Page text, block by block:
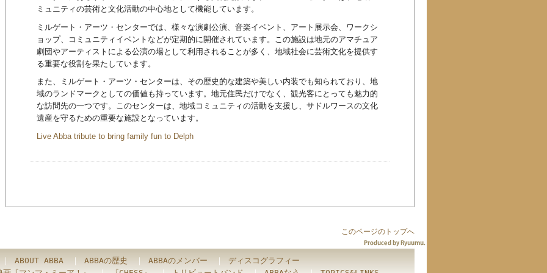
ミュニティの芸術と文化活動の中心地として機能しています。
ミルゲート・アーツ・センターでは、様々な演劇公演、音楽イベント、アート展示会、ワークシ
ョップ、コミュニティイベントなどが定期的に開催されています。この施設は地元のアマチュア
劇団やアーティストによる公演の場として利用されることが多く、地域社会に芸術文化を提供す
る重要な役割を果たしています。
また、ミルゲート・アーツ・センターは、その歴史的な建築や美しい内装でも知られており、地
域のランドマークとしての価値も持っています。地元住民だけでなく、観光客にとっても魅力的
な訪問先の一つです。このセンターは、地域コミュニティの活動を支援し、サドルワースの文化
遺産を守るための重要な施設となっています。
Live Abba tribute to bring family fun to Delph
このページのトップへ
ABOUT ABBA｜ ABBAの歴史 ABBAのメンバー
ディスコグラフィー